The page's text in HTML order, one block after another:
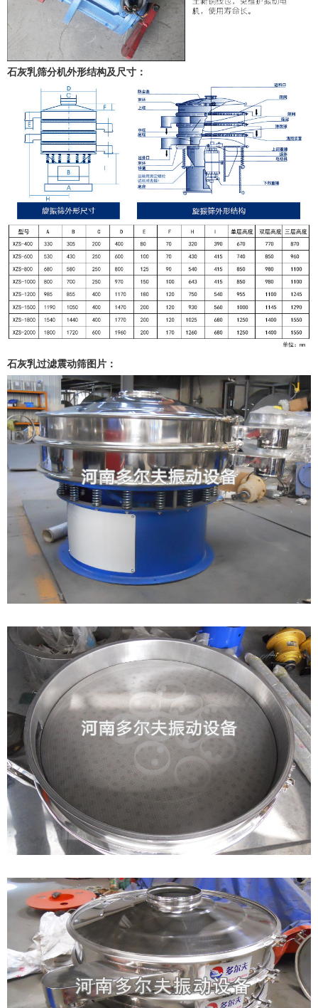
石灰乳筛分机外形结构及尺寸：
石灰乳过滤震动筛图片：